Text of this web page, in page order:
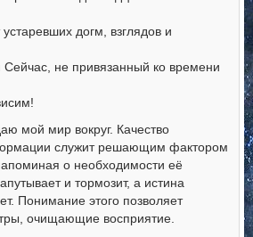
догм, взглядов и
Сейчас, не привязанный ко времени
мой мир вокруг. Качество
служит решающим фактором
о необходимости её
и тормозит, а истина
Понимание этого позволяет
очищающие восприятие.